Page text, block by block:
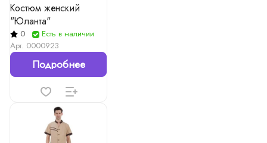
Костюм женский
"Юланта"
0
Есть в наличии
Арт. 0000923
Подробнее